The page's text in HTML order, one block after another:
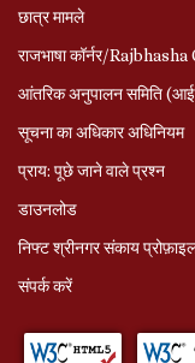
छात्र मामले
राजभाषा कॉर्नर/
आंतरिक अनुपालन समिति
सूचना का अधिकार अधिनियम
प्राय: पूछे जाने वाले प्रश्‍न
डाउनलोड
निफ्ट श्रीनगर संकाय
संपर्क करें